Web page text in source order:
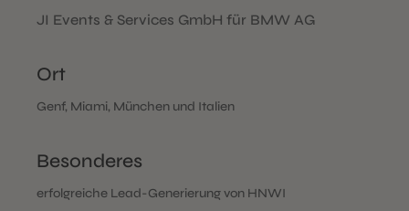
JI Events & Services GmbH für BMW AG
Ort
Genf, Miami, München und Italien
Besonderes
erfolgreiche Lead-Generierung von HNWI